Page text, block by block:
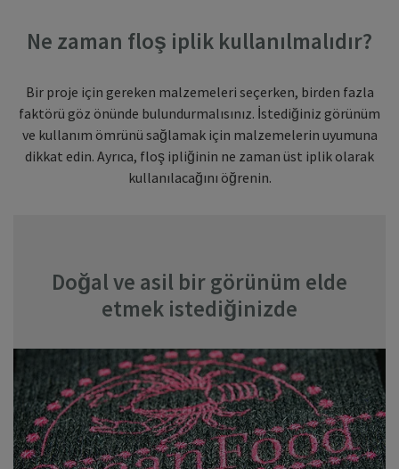
Ne zaman floş iplik kullanılmalıdır?
Bir proje için gereken malzemeleri seçerken, birden fazla
faktörü göz önünde bulundurmalısınız. İstediğiniz görünüm
ve kullanım ömrünü sağlamak için malzemelerin uyumuna
dikkat edin. Ayrıca, floş ipliğinin ne zaman üst iplik olarak
kullanılacağını öğrenin.
Doğal ve asil bir görünüm elde
etmek istediğinizde